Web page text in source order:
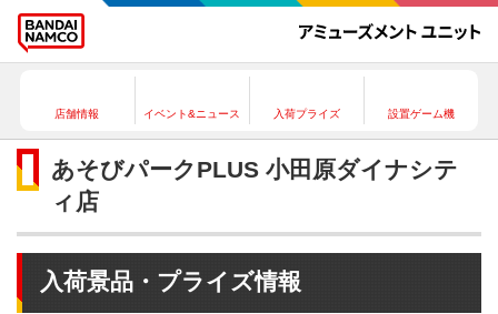
店舗情報 イベント&ニュース 入荷プライズ 設置ゲーム機
あそびパークPLUS 小田原ダイナシテ
ィ店
入荷景品・プライズ情報